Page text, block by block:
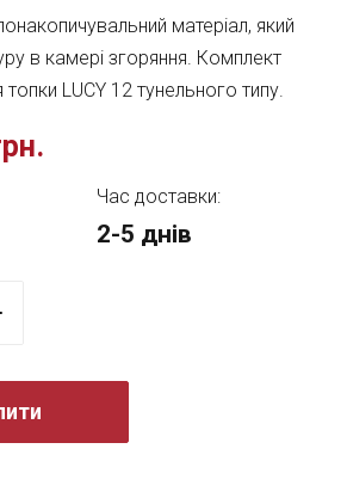
матеріал, який
в камері згоряння. Комплект
топки LUCY 12 тунельного типу.
Час доставки:
2-5 днів